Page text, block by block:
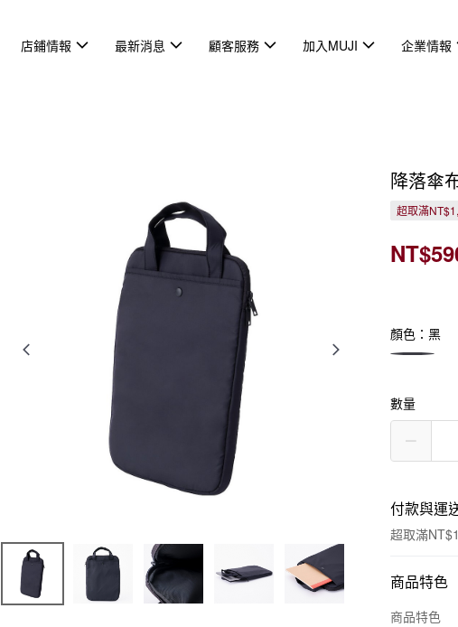
店鋪情報 最新消息 顧客服務 加入MUJI 企業情報
降落傘
超取滿
顏色：黑
數量
付款與運
超取滿
付款方式
信用卡一次
商品特色
商品特色